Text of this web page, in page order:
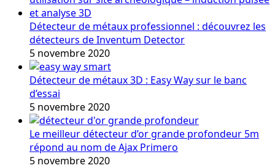
Détecteur de métaux professionnel : découvrez les
détecteurs de Inventum Detector
5 novembre 2020
Détecteur de métaux 3D : Easy Way sur le banc
d’essai
5 novembre 2020
Le meilleur détecteur d’or grande profondeur 5m
répond au nom de Ajax Primero
5 novembre 2020